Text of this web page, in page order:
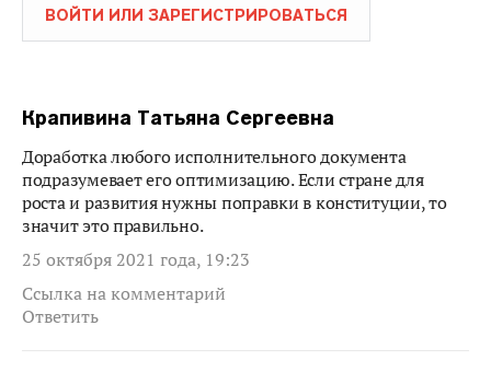
ВОЙТИ ИЛИ ЗАРЕГИСТРИРОВАТЬСЯ
Крапивина Татьяна Сергеевна
Доработка любого исполнительного документа
подразумевает его оптимизацию. Если стране для
роста и развития нужны поправки в конституции, то
значит это правильно.
25 октября 2021 года, 19:23
Ссылка на комментарий
Ответить